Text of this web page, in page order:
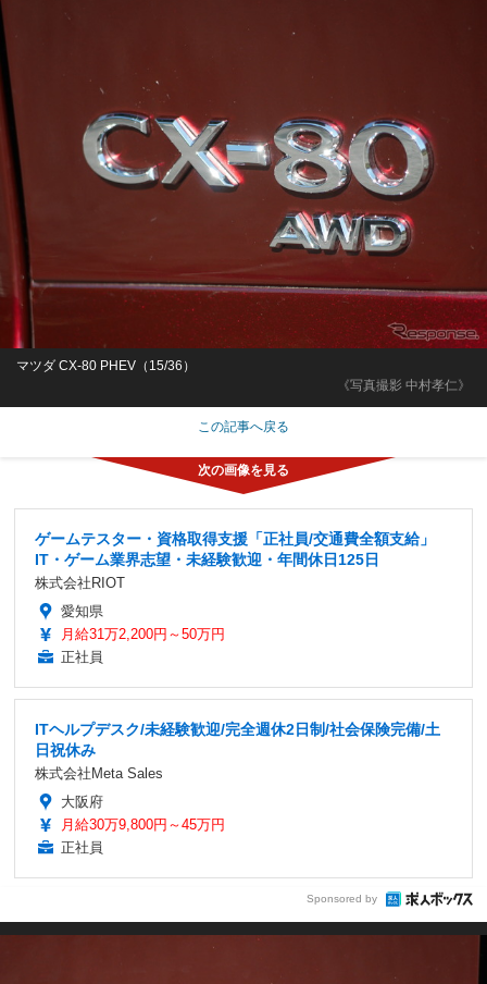
《写真撮影 中村孝仁》
マツダ CX-80 PHEV（15/36）
この記事へ戻る
ゲームテスター・資格取得支援「正社員/交通費全額支給」
IT・ゲーム業界志望・未経験歓迎・年間休日125日
株式会社RIOT
愛知県
月給31万2,200円～50万円
正社員
ITヘルプデスク/未経験歓迎/完全週休2日制/社会保険完備/土
日祝休み
株式会社Meta Sales
大阪府
月給30万9,800円～45万円
正社員
Sponsored by